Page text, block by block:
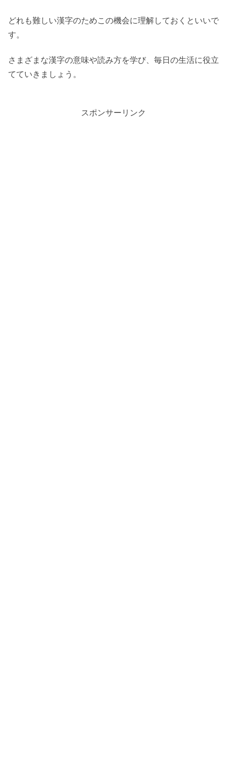
どれも難しい漢字のためこの機会に理解しておくといいで
す。
さまざまな漢字の意味や読み方を学び、毎日の生活に役立
てていきましょう。
スポンサーリンク